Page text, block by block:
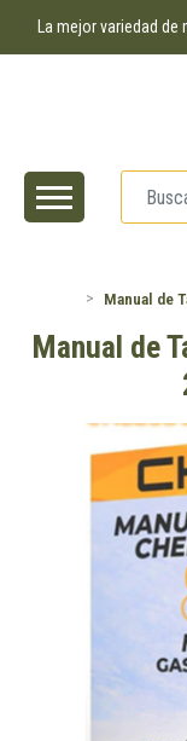
La mejor variedad
Manual de
Manual de